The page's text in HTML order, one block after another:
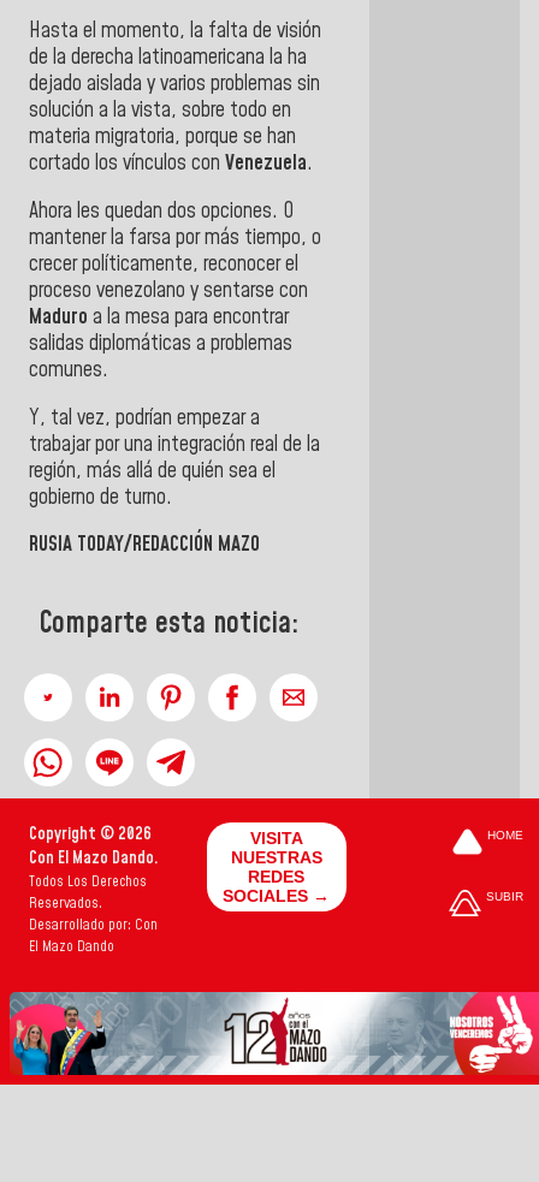
Hasta el momento, la falta de visión
de la derecha latinoamericana la ha
dejado aislada y varios problemas sin
solución a la vista, sobre todo en
materia migratoria, porque se han
cortado los vínculos con Venezuela.
Ahora les quedan dos opciones. O
mantener la farsa por más tiempo, o
crecer políticamente, reconocer el
proceso venezolano y sentarse con
Maduro a la mesa para encontrar
salidas diplomáticas a problemas
comunes.
Y, tal vez, podrían empezar a
trabajar por una integración real de la
región, más allá de quién sea el
gobierno de turno.
RUSIA TODAY/REDACCIÓN MAZO
Comparte esta noticia:
Copyright © 2026
Con El Mazo Dando.
Todos Los Derechos
Reservados.
Desarrollado por: Con
El Mazo Dando
VISITA
NUESTRAS
REDES
SOCIALES →
HOME
SUBIR